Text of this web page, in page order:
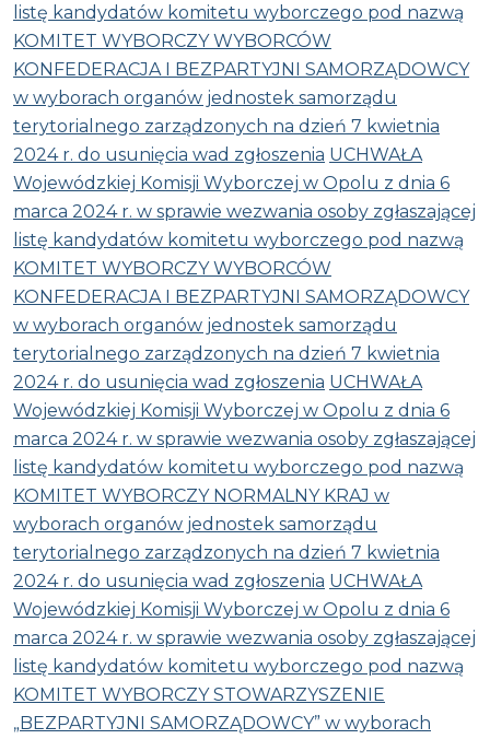
listę kandydatów komitetu wyborczego pod nazwą
KOMITET WYBORCZY WYBORCÓW
KONFEDERACJA I BEZPARTYJNI SAMORZĄDOWCY
w wyborach organów jednostek samorządu
terytorialnego zarządzonych na dzień 7 kwietnia
2024 r. do usunięcia wad zgłoszenia UCHWAŁA
Wojewódzkiej Komisji Wyborczej w Opolu z dnia 6
marca 2024 r. w sprawie wezwania osoby zgłaszającej
listę kandydatów komitetu wyborczego pod nazwą
KOMITET WYBORCZY WYBORCÓW
KONFEDERACJA I BEZPARTYJNI SAMORZĄDOWCY
w wyborach organów jednostek samorządu
terytorialnego zarządzonych na dzień 7 kwietnia
2024 r. do usunięcia wad zgłoszenia UCHWAŁA
Wojewódzkiej Komisji Wyborczej w Opolu z dnia 6
marca 2024 r. w sprawie wezwania osoby zgłaszającej
listę kandydatów komitetu wyborczego pod nazwą
KOMITET WYBORCZY NORMALNY KRAJ w
wyborach organów jednostek samorządu
terytorialnego zarządzonych na dzień 7 kwietnia
2024 r. do usunięcia wad zgłoszenia UCHWAŁA
Wojewódzkiej Komisji Wyborczej w Opolu z dnia 6
marca 2024 r. w sprawie wezwania osoby zgłaszającej
listę kandydatów komitetu wyborczego pod nazwą
KOMITET WYBORCZY STOWARZYSZENIE
„BEZPARTYJNI SAMORZĄDOWCY” w wyborach